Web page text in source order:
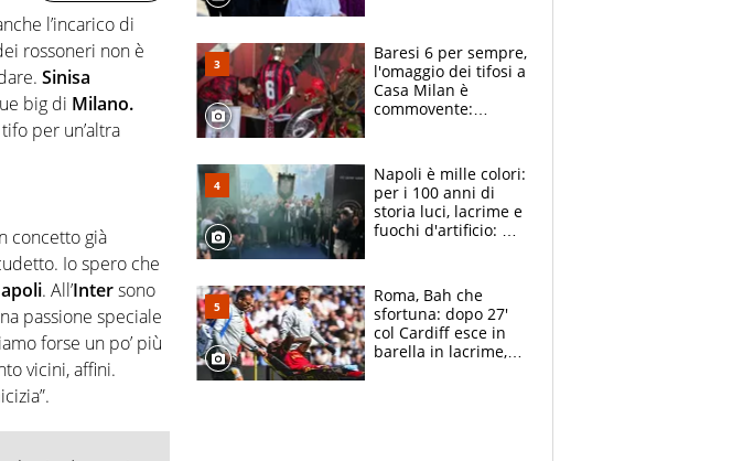
l’incarico di
rossoneri non è
Sinisa
big di Milano.
per un’altra
concetto già
Io spero che
. All’Intersono
passione speciale
forse un po’ più
vicini, affini.
circondati
dall'affetto dei tifosi
Baresi 6 per sempre,
l'omaggio dei tifosi a
Casa Milan è
commovente:
bigliettini
Napoli è mille colori:
per i 100 anni di
storia luci, lacrime e
fuochi d'artificio: De
Roma, Bah che
sfortuna: dopo 27'
col Cardiff esce in
barella in lacrime,